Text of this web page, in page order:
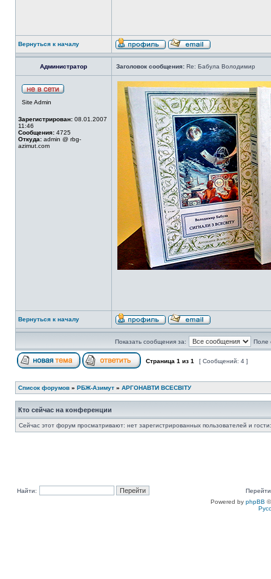
Вернуться к началу
Администратор Заголовок сообщения: Re: Бабула Володимир
Site Admin
Зарегистрирован: 08.01.2007
11:46
Сообщения: 4725
Откуда: admin @ rbg-
azimut.com
Вернуться к началу
Показать сообщения за: Поле
Страница 1 из 1 [ Сообщений: 4 ]
Список форумов » РБЖ-Азимут » АРГОНАВТИ ВСЕСВIТУ
Кто сейчас на конференции
Сейчас этот форум просматривают: нет зарегистрированных пользователей и
Найти:
Powered by phpBB